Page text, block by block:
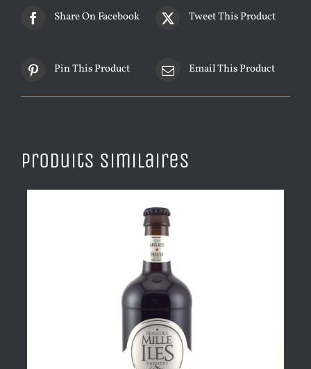
Share On Facebook Tweet This Product
Pin This Product Email This Product
Produits similaires